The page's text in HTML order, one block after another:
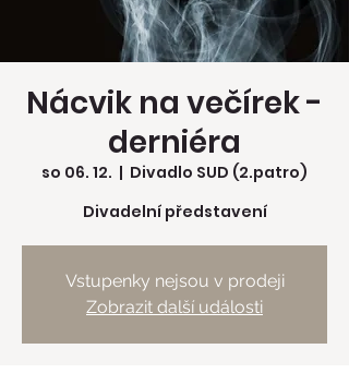
Nácvik na večírek -
derniéra
so 06. 12.
  |
Divadlo SUD (2.patro)
Divadelní představení
Vstupenky nejsou v prodeji
Zobrazit další události